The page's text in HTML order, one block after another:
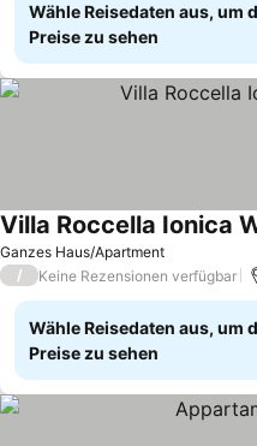
Wähle Reisedaten aus, um
Preise zu sehen
Ganzes Haus/Apartment
Villa Roccella Ionica
/ Keine Rezensionen verfügbar
Wähle Reisedaten aus, um
Preise zu sehen